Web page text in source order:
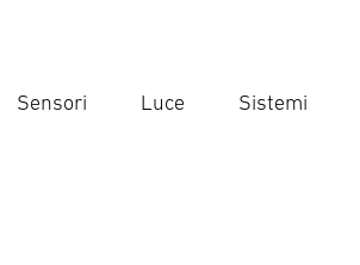
Sensori Luce Sistemi